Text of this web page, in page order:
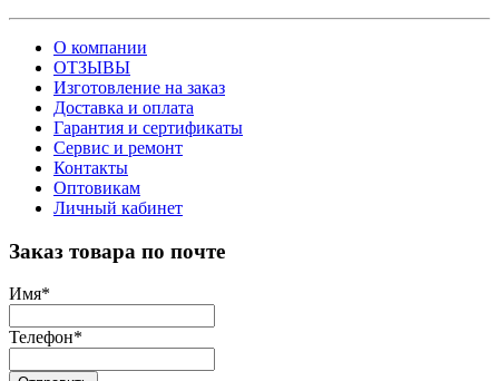
О компании
ОТЗЫВЫ
Изготовление на заказ
Доставка и оплата
Гарантия и сертификаты
Сервис и ремонт
Контакты
Оптовикам
Личный кабинет
Заказ товара по почте
Имя*
Телефон*